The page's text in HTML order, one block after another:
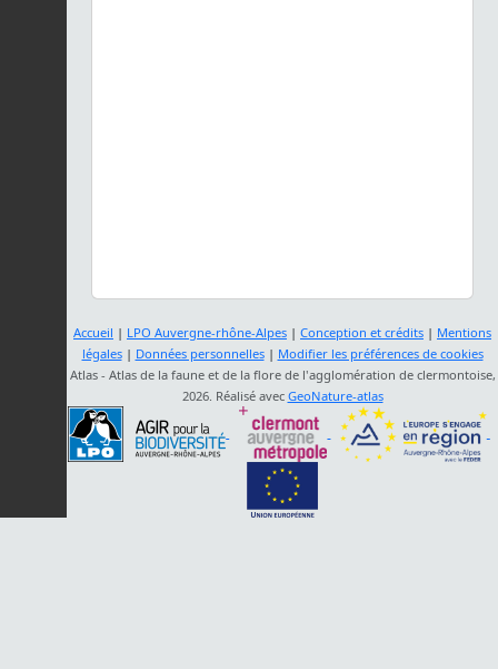
Accueil | LPO Auvergne-rhône-Alpes | Conception et crédits | Mentions
légales| Données personnelles| Modifier les préférences de cookies
Atlas - Atlas de la faune et de la flore de l'agglomération de clermontoise,
2026. Réalisé avec GeoNature-atlas